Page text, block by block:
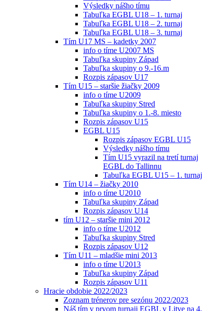
Výsledky nášho tímu
Tabuľka EGBL U18 – 1. turnaj
Tabuľka EGBL U18 – 2. turnaj
Tabuľka EGBL U18 – 3. turnaj
Tím U17 MS – kadetky 2007
info o tíme U2007 MS
Tabuľka skupiny Západ
Tabuľka skupiny o 9.-16.m
Rozpis zápasov U17
Tím U15 – staršie žiačky 2009
info o tíme U2009
Tabuľka skupiny Stred
Tabuľka skupiny o 1.-8. miesto
Rozpis zápasov U15
EGBL U15
Rozpis zápasov EGBL U15
Výsledky nášho tímu
Tím U15 vyrazil na tretí turnaj
EGBL do Tallinnu
Tabuľka EGBL U15 – 1. turnaj
Tím U14 – žiačky 2010
info o tíme U2010
Tabuľka skupiny Západ
Rozpis zápasov U14
tím U12 – staršie mini 2012
info o tíme U2012
Tabuľka skupiny Stred
Rozpis zápasov U12
Tím U11 – mladšie mini 2013
info o tíme U2013
Tabuľka skupiny Západ
Rozpis zápasov U11
Hracie obdobie 2022/2023
Zoznam trénerov pre sezónu 2022/2023
Náš tím v prvom turnaji EGBL v Litve na 4.